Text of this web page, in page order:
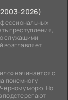
2026)
преступления,
служащими
возглавляет
начинается с
понемногу
Чёрному морю. Но
подстерегают